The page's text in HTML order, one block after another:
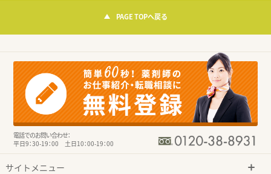
PAGE TOPへ戻る
電話でのお問い合わせ：
平日9：30-19：00 土日10：00-19：00
サイトメニュー